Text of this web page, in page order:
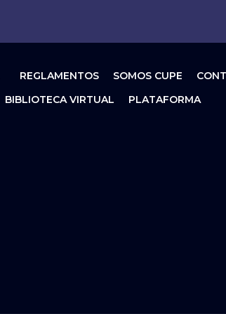
REGLAMENTOS SOMOS CUPE
BIBLIOTECA VIRTUAL PLATAFORMA